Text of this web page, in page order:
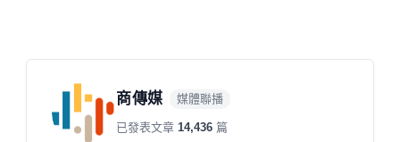
商傳媒 媒體聯播
已發表文章 14,436 篇